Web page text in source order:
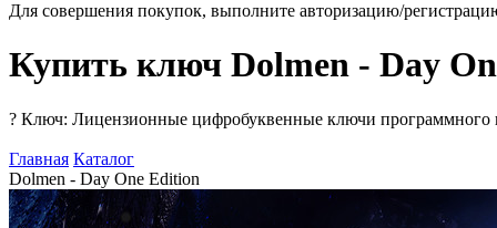
Для совершения покупок, выполните авторизацию/
Купить ключ Dolmen - Day
? Ключ: Лицензионные цифробуквенные ключи программного
Главная Каталог
Dolmen - Day One Edition